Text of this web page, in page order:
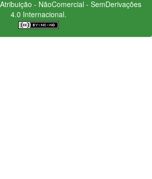
- NãoComercial - SemDerivações
4.0 Internacional.